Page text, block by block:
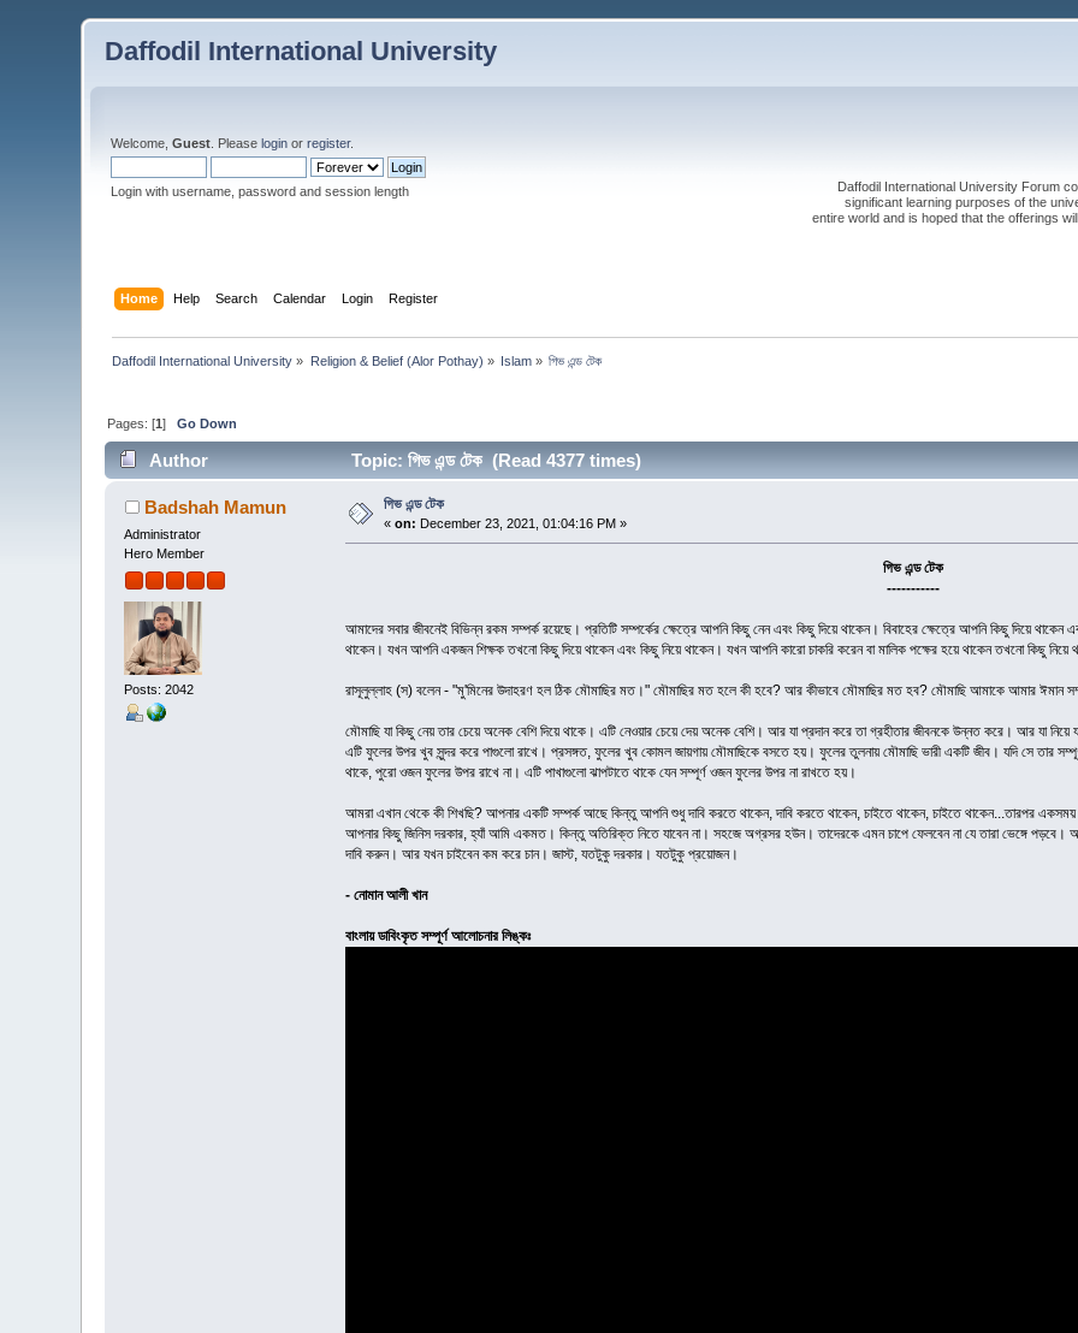
Daffodil International University
Welcome,Guest . Pleaselogin orregister.
Login with username, password and session length
Daffodil International University Forum
significant learning purposes of the
entire world and is hoped that the offerings
Home Help Search Calendar Login Register
Daffodil International University » Religion & Belief (Alor Pothay) » Islam » গিভ এন্ড টেক
Pages: [1]Go Down
Author Topic: গিভ এন্ড টেক (Read 4377 times)
Badshah Mamun
Administrator
Hero Member
Posts: 2042
গিভ এন্ড টেক
«on: December 23, 2021, 01:04:16 PM »
গিভ এন্ড টেক
-----------
আমাদের সবার জীবনেই বিভিন্ন রকম সম্পর্ক রয়েছে। প্রতিটি সম্পর্কের ক্ষেত্রে আপনি কিছু নেন এবং কিছু দিয়ে থাকেন। বিবাহের ক্ষেত্রে আপনি কিছু দিয়ে
থাকেন। যখন আপনি একজন শিক্ষক তখনো কিছু দিয়ে থাকেন এবং কিছু নিয়ে থাকেন। যখন আপনি কারো চাকরি করেন বা মালিক পক্ষের হয়ে থাকেন তখনো কিছু নিয়ে
রাসূলুল্লাহ (স) বলেন - "মু'মিনের উদাহরণ হল ঠিক মৌমাছির মত।" মৌমাছির মত হলে কী হবে? আর কীভাবে মৌমাছির মত হব? মৌমাছি আমাকে আমার ঈমান
মৌমাছি যা কিছু নেয় তার চেয়ে অনেক বেশি দিয়ে থাকে। এটি নেওয়ার চেয়ে দেয় অনেক বেশি। আর যা প্রদান করে তা গ্রহীতার জীবনকে উন্নত করে। আর যা
এটি ফুলের উপর খুব সুন্দর করে পাগুলো রাখে। প্রসঙ্গত, ফুলের খুব কোমল জায়গায় মৌমাছিকে বসতে হয়। ফুলের তুলনায় মৌমাছি ভারী একটি জীব। যদি সে তার
থাকে, পুরো ওজন ফুলের উপর রাখে না। এটি পাখাগুলো ঝাপটাতে থাকে যেন সম্পূর্ণ ওজন ফুলের উপর না রাখতে হয়।
আমরা এখান থেকে কী শিখছি? আপনার একটি সম্পর্ক আছে কিন্তু আপনি শুধু দাবি করতে থাকেন, দাবি করতে থাকেন, চাইতে থাকেন, চাইতে থাকেন...তারপর একসময়
আপনার কিছু জিনিস দরকার, হ্যাঁ আমি একমত। কিন্তু অতিরিক্ত নিতে যাবেন না। সহজে অগ্রসর হউন। তাদেরকে এমন চাপে ফেলবেন না যে তারা ভেঙ্গে
দাবি করুন। আর যখন চাইবেন কম করে চান। জাস্ট, যতটুকু দরকার। যতটুকু প্রয়োজন।
- নোমান আলী খান
বাংলায় ডাবিংকৃত সম্পূর্ণ আলোচনার লিঙ্কঃ